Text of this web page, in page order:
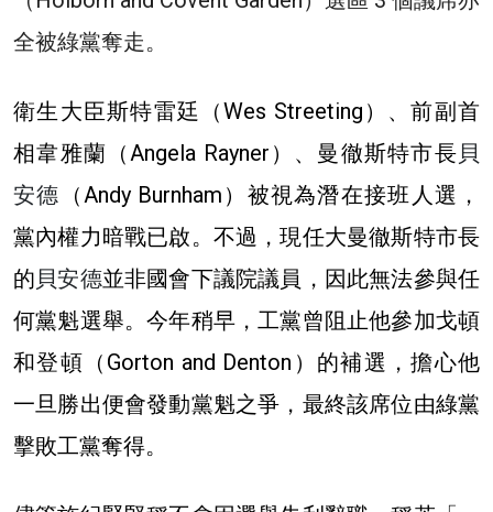
全被綠黨奪走。
衛生大臣斯特雷廷（Wes Streeting）、前副首
相韋雅蘭（Angela Rayner）、曼徹斯特市長 貝
安德 （Andy Burnham） 被視為潛在接班人選，
黨內權力暗戰已啟。不過，現任大曼徹斯特市長
的 貝安德並非國會下議院議員，因此無法參與任
何黨魁選舉。今年稍早，工黨曾阻止他參加戈頓
和登頓（Gorton and Denton）的補選，擔心他
一旦勝出便會發動黨魁之爭，最終該席位由綠黨
擊敗工黨奪得。